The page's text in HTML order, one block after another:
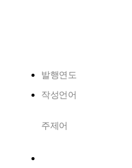
발행연도
작성언어
주제어